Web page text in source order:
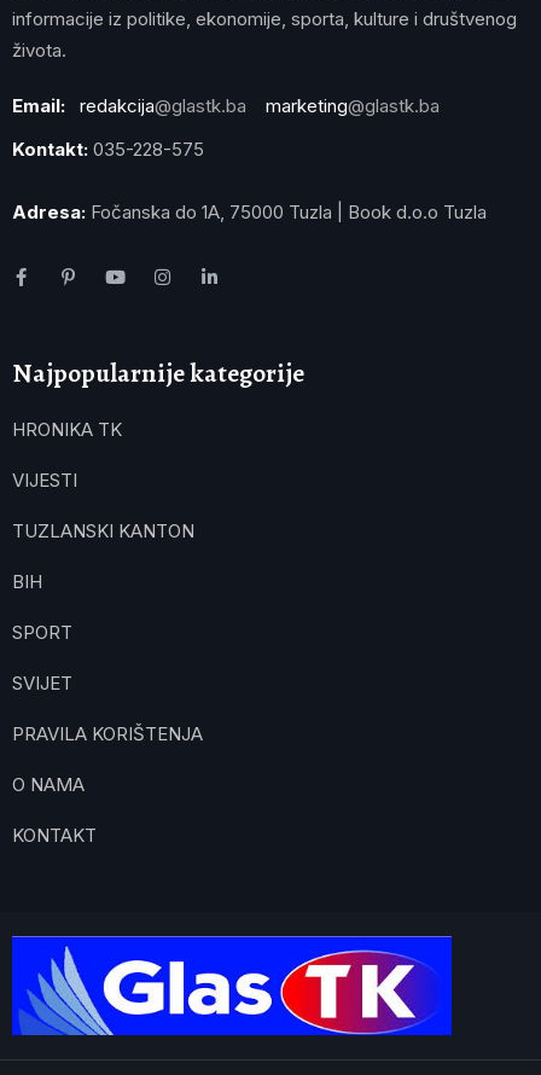
informacije iz politike, ekonomije, sporta, kulture i društvenog
života.
Email: redakcija@glastk.ba marketing@glastk.ba
Kontakt: 035-228-575
Adresa: Fočanska do 1A, 75000 Tuzla | Book d.o.o Tuzla
Najpopularnije kategorije
HRONIKA TK
VIJESTI
TUZLANSKI KANTON
BIH
SPORT
SVIJET
PRAVILA KORIŠTENJA
O NAMA
KONTAKT